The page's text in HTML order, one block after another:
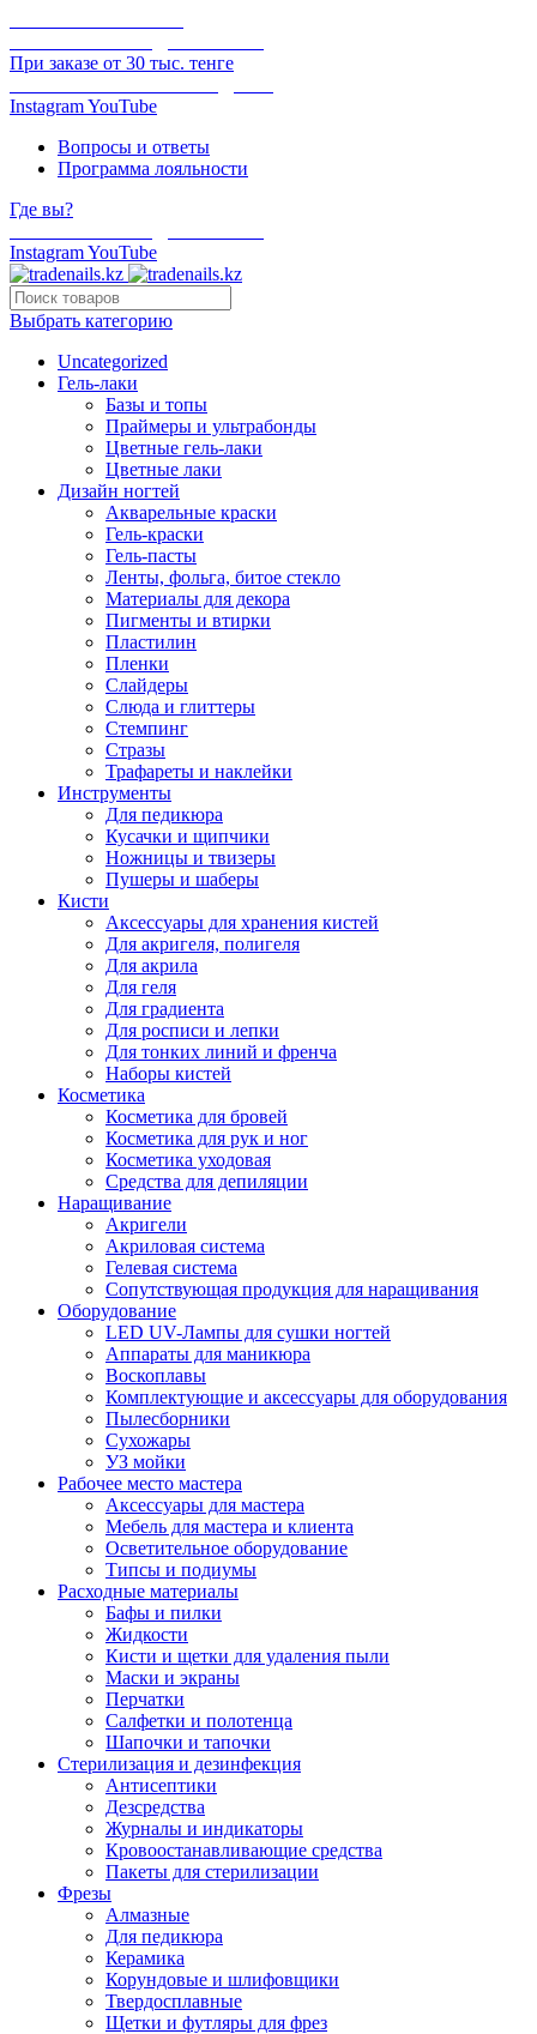
При заказе от 30 тыс. тенге
InstagramYouTube
Вопросы и ответы
Программа лояльности
Где вы?
InstagramYouTube
Выбрать категорию
Uncategorized
Гель-лаки
Базы и топы
Праймеры и ультрабонды
Цветные гель-лаки
Цветные лаки
Дизайн ногтей
Акварельные краски
Гель-краски
Гель-пасты
Ленты, фольга, битое стекло
Материалы для декора
Пигменты и втирки
Пластилин
Пленки
Слайдеры
Слюда и глиттеры
Стемпинг
Стразы
Трафареты и наклейки
Инструменты
Для педикюра
Кусачки и щипчики
Ножницы и твизеры
Пушеры и шаберы
Кисти
Аксессуары для хранения кистей
Для акригеля, полигеля
Для акрила
Для геля
Для градиента
Для росписи и лепки
Для тонких линий и френча
Наборы кистей
Косметика
Косметика для бровей
Косметика для рук и ног
Косметика уходовая
Средства для депиляции
Наращивание
Акригели
Акриловая система
Гелевая система
Сопутствующая продукция для наращивания
Оборудование
LED UV-Лампы для сушки ногтей
Аппараты для маникюра
Воскоплавы
Комплектующие и аксессуары для оборудования
Пылесборники
Сухожары
УЗ мойки
Рабочее место мастера
Аксессуары для мастера
Мебель для мастера и клиента
Осветительное оборудование
Типсы и подиумы
Расходные материалы
Бафы и пилки
Жидкости
Кисти и щетки для удаления пыли
Маски и экраны
Перчатки
Салфетки и полотенца
Шапочки и тапочки
Стерилизация и дезинфекция
Антисептики
Дезсредства
Журналы и индикаторы
Кровоостанавливающие средства
Пакеты для стерилизации
Фрезы
Алмазные
Для педикюра
Керамика
Корундовые и шлифовщики
Твердосплавные
Щетки и футляры для фрез